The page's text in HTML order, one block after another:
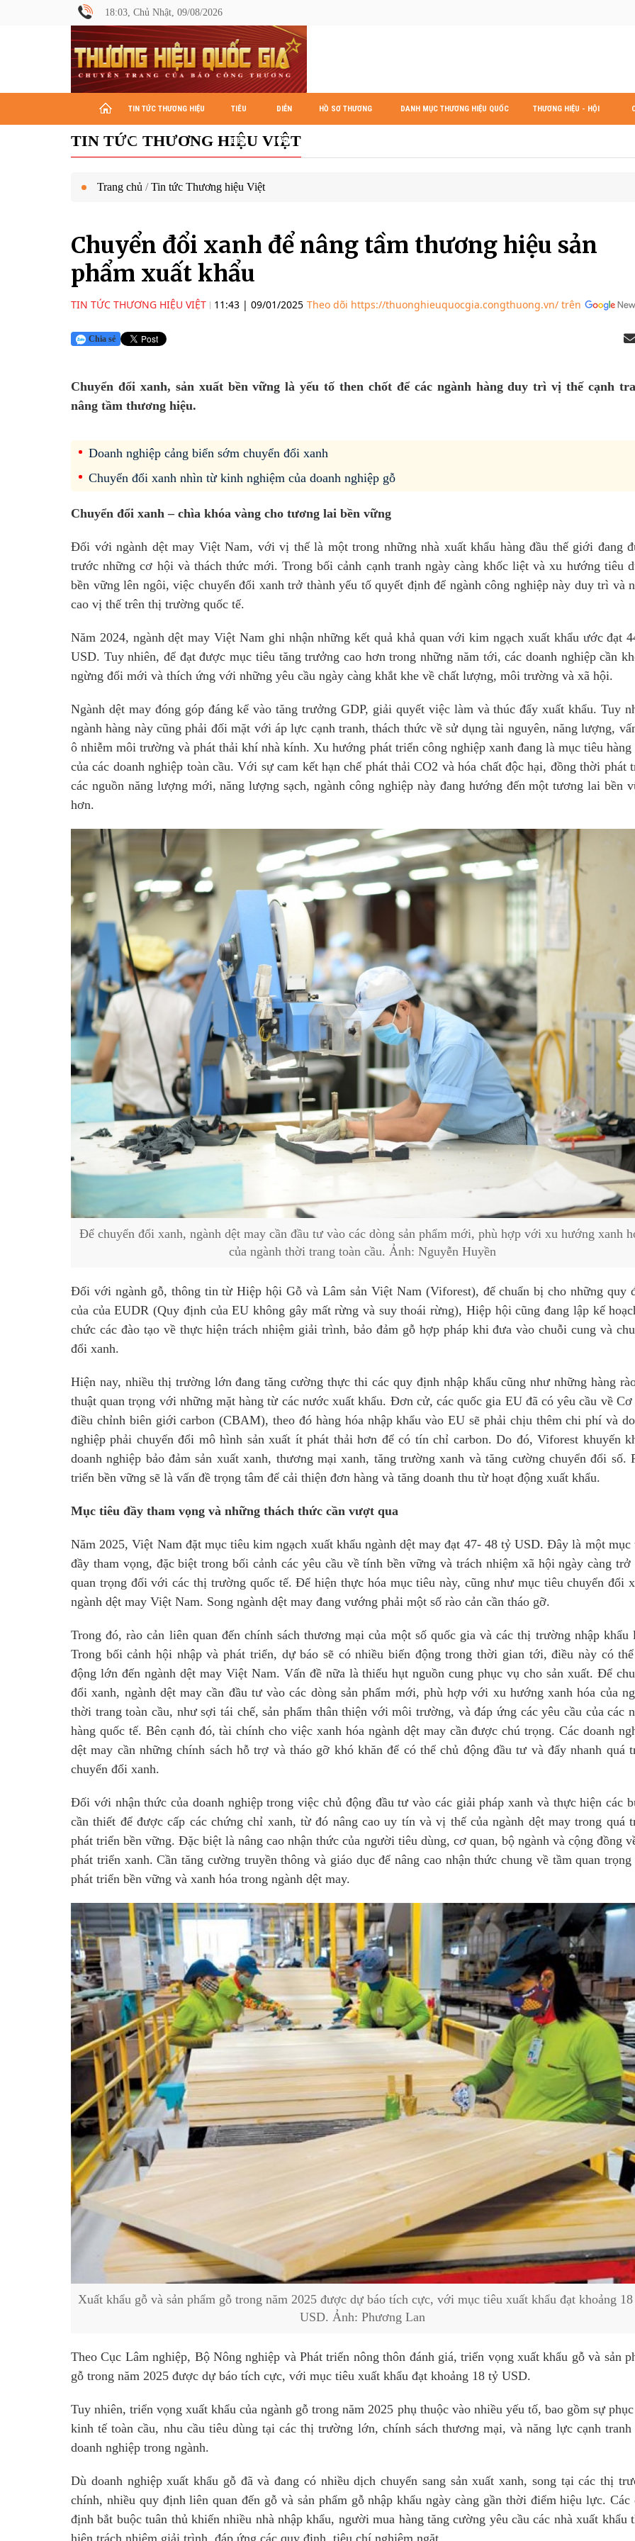
18:03, Chủ Nhật, 09/08/2026
TIN TỨC THƯƠNG HIỆU
VIỆT
TIÊU
ĐIỂM
DIỄN
ĐÀN
HỒ SƠ THƯƠNG DANH MỤC THƯƠNG HIỆU QUỐC THƯƠNG HIỆU - HỘI
TIN TỨC THƯƠNG HIỆU VIỆT
Trang chủ /Tin tức Thương hiệu Việt
Chuyển đổi xanh để nâng tầm thương hiệu sản
phẩm xuất khẩu
TIN TỨC THƯƠNG HIỆU VIỆT 11:43 | 09/01/2025 Theo dõi https://thuonghieuquocgia.congthuong.vn/ trên
Chia sẻ
Chuyển đổi xanh, sản xuất bền vững là yếu tố then chốt để các ngành hàng duy trì vị thế cạnh
nâng tầm thương hiệu.
Doanh nghiệp cảng biển sớm chuyển đổi xanh
Chuyển đổi xanh nhìn từ kinh nghiệm của doanh nghiệp gỗ
Chuyển đổi xanh – chìa khóa vàng cho tương lai bền vững
Đối với ngành dệt may Việt Nam, với vị thế là một trong những nhà xuất khẩu hàng đầu thế giới đang
trước những cơ hội và thách thức mới. Trong bối cảnh cạnh tranh ngày càng khốc liệt và xu hướng tiêu
bền vững lên ngôi, việc chuyển đổi xanh trở thành yếu tố quyết định để ngành công nghiệp này duy trì và
cao vị thế trên thị trường quốc tế.
Năm 2024, ngành dệt may Việt Nam ghi nhận những kết quả khả quan với kim ngạch xuất khẩu ước đạt
USD. Tuy nhiên, để đạt được mục tiêu tăng trưởng cao hơn trong những năm tới, các doanh nghiệp cần
ngừng đổi mới và thích ứng với những yêu cầu ngày càng khắt khe về chất lượng, môi trường và xã hội.
Ngành dệt may đóng góp đáng kể vào tăng trưởng GDP, giải quyết việc làm và thúc đẩy xuất khẩu. Tuy
ngành hàng này cũng phải đối mặt với áp lực cạnh tranh, thách thức về sử dụng tài nguyên, năng lượng,
ô nhiễm môi trường và phát thải khí nhà kính. Xu hướng phát triển công nghiệp xanh đang là mục tiêu hàng
của các doanh nghiệp toàn cầu. Với sự cam kết hạn chế phát thải CO2 và hóa chất độc hại, đồng thời phát
các nguồn năng lượng mới, năng lượng sạch, ngành công nghiệp này đang hướng đến một tương lai bền
hơn.
Để chuyển đổi xanh, ngành dệt may cần đầu tư vào các dòng sản phẩm mới, phù hợp với xu hướng xanh
của ngành thời trang toàn cầu. Ảnh: Nguyễn Huyền
Đối với ngành gỗ, thông tin từ Hiệp hội Gỗ và Lâm sản Việt Nam (Viforest), để chuẩn bị cho những quy
của của EUDR (Quy định của EU không gây mất rừng và suy thoái rừng), Hiệp hội cũng đang lập kế
chức các đào tạo về thực hiện trách nhiệm giải trình, bảo đảm gỗ hợp pháp khi đưa vào chuỗi cung và
đổi xanh.
Hiện nay, nhiều thị trường lớn đang tăng cường thực thi các quy định nhập khẩu cũng như những hàng
thuật quan trọng với những mặt hàng từ các nước xuất khẩu. Đơn cử, các quốc gia EU đã có yêu cầu về Cơ
điều chỉnh biên giới carbon (CBAM), theo đó hàng hóa nhập khẩu vào EU sẽ phải chịu thêm chi phí và
nghiệp phải chuyển đổi mô hình sản xuất ít phát thải hơn để có tín chỉ carbon. Do đó, Viforest khuyến
doanh nghiệp bảo đảm sản xuất xanh, thương mại xanh, tăng trường xanh và tăng cường chuyển đổi số.
triển bền vững sẽ là vấn đề trọng tâm để cải thiện đơn hàng và tăng doanh thu từ hoạt động xuất khẩu.
Mục tiêu đầy tham vọng và những thách thức cần vượt qua
Năm 2025, Việt Nam đặt mục tiêu kim ngạch xuất khẩu ngành dệt may đạt 47- 48 tỷ USD. Đây là một mục
đầy tham vọng, đặc biệt trong bối cảnh các yêu cầu về tính bền vững và trách nhiệm xã hội ngày càng trở
quan trọng đối với các thị trường quốc tế. Để hiện thực hóa mục tiêu này, cũng như mục tiêuchuyển đổi
ngành dệt may Việt Nam. Song ngành dệt may đang vướng phải một số rào cản cần tháo gỡ.
Trong đó, rào cản liên quan đến chính sách thương mại của một số quốc gia và các thị trường nhập khẩu
Trong bối cảnh hội nhập và phát triển, dự báo sẽ có nhiều biến động trong thời gian tới, điều này có
động lớn đến ngành dệt may Việt Nam. Vấn đề nữa là thiếu hụt nguồn cung phục vụ cho sản xuất. Để
đổi xanh, ngành dệt may cần đầu tư vào các dòng sản phẩm mới, phù hợp với xu hướng xanh hóa của
thời trang toàn cầu, như sợi tái chế, sản phẩm thân thiện với môi trường, và đáp ứng các yêu cầu của các
hàng quốc tế. Bên cạnh đó, tài chính cho việc xanh hóa ngành dệt may cần được chú trọng. Các doanh
dệt may cần những chính sách hỗ trợ và tháo gỡ khó khăn để có thể chủ động đầu tư và đẩy nhanh quá
chuyển đổi xanh.
Đối với nhận thức của doanh nghiệp trong việc chủ động đầu tư vào các giải pháp xanh và thực hiện các
cần thiết để được cấp các chứng chỉ xanh, từ đó nâng cao uy tín và vị thế của ngành dệt may trong quá
phát triển bền vững. Đặc biệt là nâng cao nhận thức của người tiêu dùng, cơ quan, bộ ngành và cộng đồng
phát triển xanh. Cần tăng cường truyền thông và giáo dục để nâng cao nhận thức chung về tầm quan trọng
phát triển bền vững và xanh hóa trong ngành dệt may.
Xuất khẩu gỗ và sản phẩm gỗ trong năm 2025 được dự báo tích cực, với mục tiêu xuất khẩu đạt khoảng
USD. Ảnh: Phương Lan
Theo Cục Lâm nghiệp, Bộ Nông nghiệp và Phát triển nông thôn đánh giá, triển vọng xuất khẩu gỗ và sản
gỗ trong năm 2025 được dự báo tích cực, với mục tiêu xuất khẩu đạt khoảng 18 tỷ USD.
Tuy nhiên, triển vọng xuất khẩu của ngành gỗ trong năm 2025 phụ thuộc vào nhiều yếu tố, bao gồm sự
kinh tế toàn cầu, nhu cầu tiêu dùng tại các thị trường lớn, chính sách thương mại, và năng lực cạnh tranh
doanh nghiệp trong ngành.
Dù doanh nghiệpxuất khẩu gỗđã và đang có nhiều dịch chuyển sang sản xuất xanh, song tại các thị
chính, nhiều quy định liên quan đến gỗ và sản phẩm gỗ nhập khẩu ngày càng gần thời điểm hiệu lực. Các
định bắt buộc tuân thủ khiến nhiều nhà nhập khẩu, người mua hàng tăng cường yêu cầu các nhà xuất khẩu